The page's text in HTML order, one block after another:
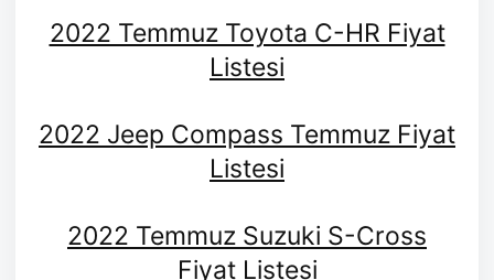
2022 Temmuz Toyota C-HR Fiyat
Listesi
2022 Jeep Compass Temmuz Fiyat
Listesi
2022 Temmuz Suzuki S-Cross
Fiyat Listesi